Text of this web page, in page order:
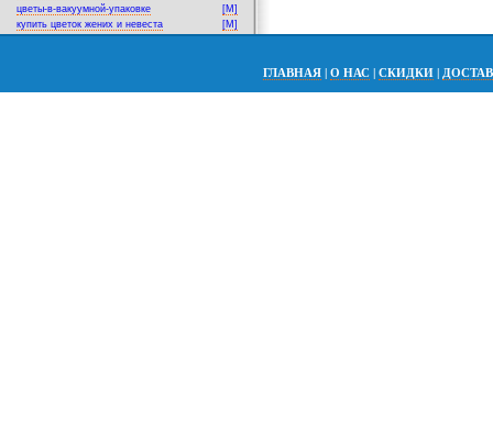
цветы-в-вакуумной-упаковке
[M]
купить цветок жених и невеста
[M]
ГЛАВНАЯ | О НАС | СКИДКИ |